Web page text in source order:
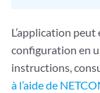
L’application
configuration en
instructions,
à l’aide de